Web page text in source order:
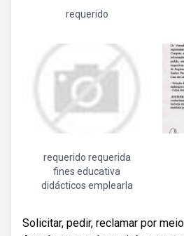
requerido
requerido requerida
fines educativa
didácticos emplearla
Solicitar, pedir, reclamar por